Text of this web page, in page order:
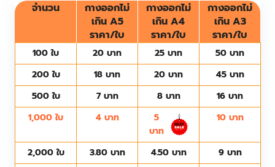
จำนวน
กางออกไม่
เกิน A5
ราคา/ใบ
กางออกไม่
เกิน A4
ราคา/ใบ
กางออกไม่
เกิน A3
ราคา/ใบ
100 ใบ 20 บาท 25 บาท
50 บาท
200 ใบ
18 บาท 20 บาท
45 บาท
500 ใบ
7 บาท 8 บาท
16 บาท
1,000 ใบ
4 บาท
5
บาท
10 บาท
2,000 ใบ 3.80 บาท 4.50 บาท
9 บาท